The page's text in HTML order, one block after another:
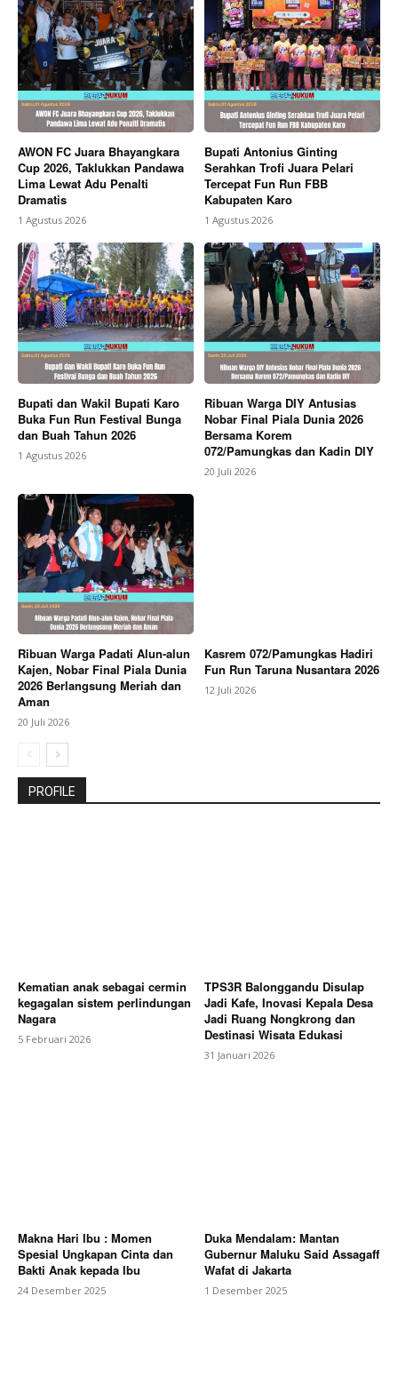
AWON FC Juara Bhayangkara
Cup 2026, Taklukkan Pandawa
Lima Lewat Adu Penalti
Dramatis
1 Agustus 2026
Bupati Antonius Ginting
Serahkan Trofi Juara Pelari
Tercepat Fun Run FBB
Kabupaten Karo
1 Agustus 2026
Bupati dan Wakil Bupati Karo
Buka Fun Run Festival Bunga
dan Buah Tahun 2026
1 Agustus 2026
Ribuan Warga DIY Antusias
Nobar Final Piala Dunia 2026
Bersama Korem
072/Pamungkas dan Kadin DIY
20 Juli 2026
Ribuan Warga Padati Alun-alun
Kajen, Nobar Final Piala Dunia
2026 Berlangsung Meriah dan
Aman
20 Juli 2026
Kasrem 072/Pamungkas Hadiri
Fun Run Taruna Nusantara 2026
12 Juli 2026
PROFILE
Kematian anak sebagai cermin
kegagalan sistem perlindungan
Nagara
5 Februari 2026
TPS3R Balonggandu Disulap
Jadi Kafe, Inovasi Kepala Desa
Jadi Ruang Nongkrong dan
Destinasi Wisata Edukasi
31 Januari 2026
Makna Hari Ibu : Momen
Spesial Ungkapan Cinta dan
Bakti Anak kepada Ibu
24 Desember 2025
Duka Mendalam: Mantan
Gubernur Maluku Said Assagaff
Wafat di Jakarta
1 Desember 2025